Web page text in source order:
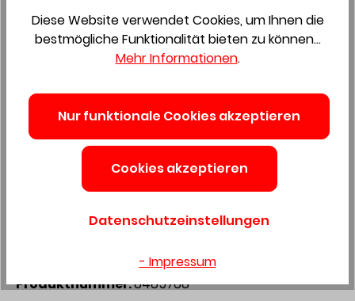
Wunderwerk Schiebetür
Hermana WL 9016935 x 2152
mm, DK RSP 43106275
Produktnummer:8485768
Diese Website verwendet Cookies, um Ihnen die
bestmögliche Funktionalität bieten zu können...
Mehr Informationen.
Nur funktionale Cookies akzeptieren
Cookies akzeptieren
Datenschutzeinstellungen
- Impressum